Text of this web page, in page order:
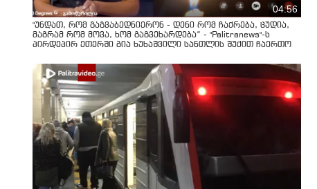
04:56
"უნდათ, რომ გაგვაბედნიერონ - დენი რომ ჩაქრება, ცუდია,
მაგრამ რომ მოვა, ხომ გაგვეხარდება“ - "Palitranews"-ს
პირდეპირ ეთერში გია ხუხაშვილი სანთლის შუქით ჩაერთო